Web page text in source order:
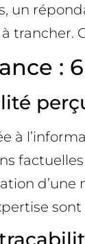
un
à
:
à
d’une